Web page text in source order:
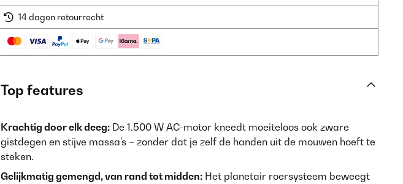
14 dagen retourrecht
Top features
Krachtig door elk deeg: De 1.500 W AC-motor kneedt moeiteloos ook zware
gistdegen en stijve massa's – zonder dat je zelf de handen uit de mouwen hoeft te
steken.
Gelijkmatig gemengd, van rand tot midden: Het planetair roersysteem beweegt